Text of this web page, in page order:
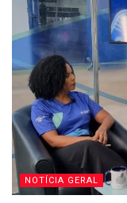
NOTÍCIA GERAL